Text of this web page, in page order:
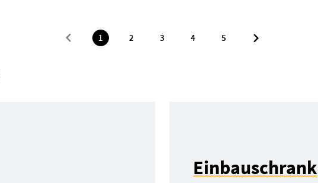
1 2 3 4 5
Einbauschrank